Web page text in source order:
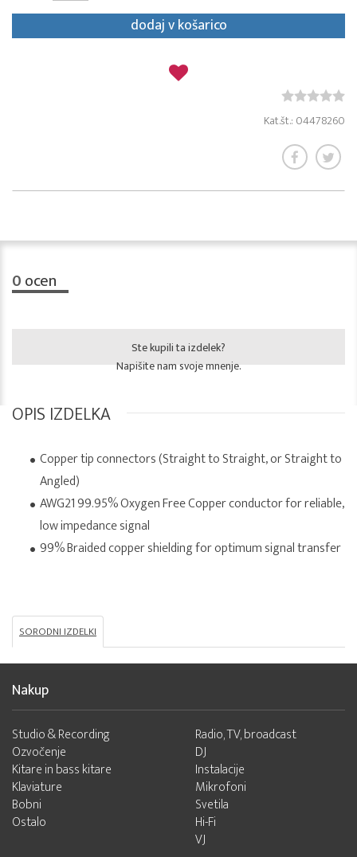
dodaj v košarico
Kat.št.: 04478260
0ocen
Ste kupili ta izdelek?
Napišite nam svoje mnenje.
OPIS IZDELKA
Copper tip connectors (Straight to Straight, or Straight to
Angled)
AWG21 99.95% Oxygen Free Copper conductor for reliable,
low impedance signal
99% Braided copper shielding for optimum signal transfer
SORODNI IZDELKI
Nakup
Studio & Recording
Ozvočenje
Kitare in bass kitare
Klaviature
Bobni
Ostalo
Radio, TV, broadcast
DJ
Instalacije
Mikrofoni
Svetila
Hi-Fi
VJ